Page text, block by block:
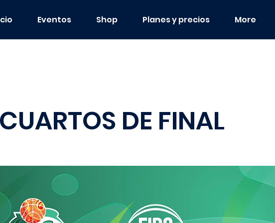
Eventos Shop Planes y precios More
DE FINAL